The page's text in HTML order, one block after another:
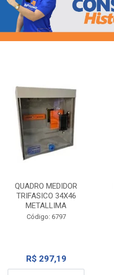
QUADRO MEDIDOR
TRIFASICO 34X46
METALLIMA
Código: 6797
R$ 297,19